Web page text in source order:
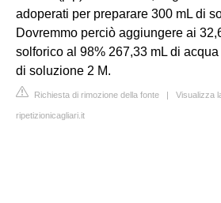
adoperati per preparare 300 mL di
Dovremmo perciò aggiungere ai
solforico al 98% 267,33 mL di
di soluzione 2 M.
Richiesta di rimozione della fonte Visualizza
ripetizionicagliari.it